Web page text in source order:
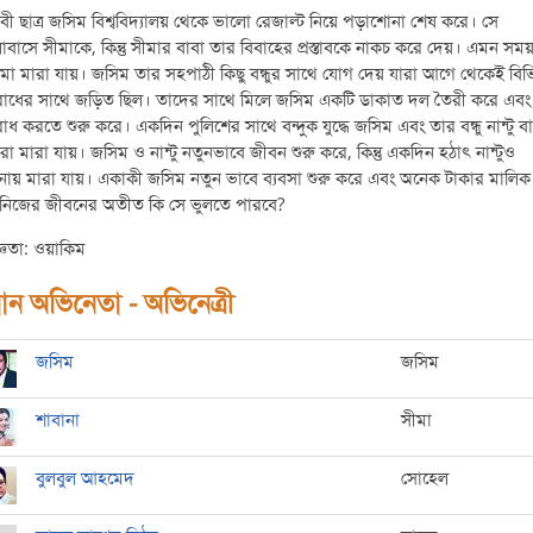
ছাত্র জসিম বিশ্ববিদ্যালয় থেকে ভালো রেজাল্ট নিয়ে পড়াশোনা শেষ করে। সে
সীমাকে, কিন্তু সীমার বাবা তার বিবাহের প্রস্তাবকে নাকচ করে দেয়। এমন সময়
মারা যায়। জসিম তার সহপাঠী কিছু বন্ধুর সাথে যোগ দেয় যারা আগে থেকেই
সাথে জড়িত ছিল। তাদের সাথে মিলে জসিম একটি ডাকাত দল তৈরী করে এবং
করতে শুরু করে। একদিন পুলিশের সাথে বন্দুক যুদ্ধে জসিম এবং তার বন্ধু নান্টু
মারা যায়। জসিম ও নান্টু নতুনভাবে জীবন শুরু করে, কিন্তু একদিন হঠাৎ নান্টুও
মারা যায়। একাকী জসিম নতুন ভাবে ব্যবসা শুরু করে এবং অনেক টাকার
নিজের জীবনের অতীত কি সে ভুলতে পারবে?
ওয়াকিম
অভিনেতা - অভিনেত্রী
জসিম জসিম
শাবানা সীমা
বুলবুল আহমেদ সোহেল